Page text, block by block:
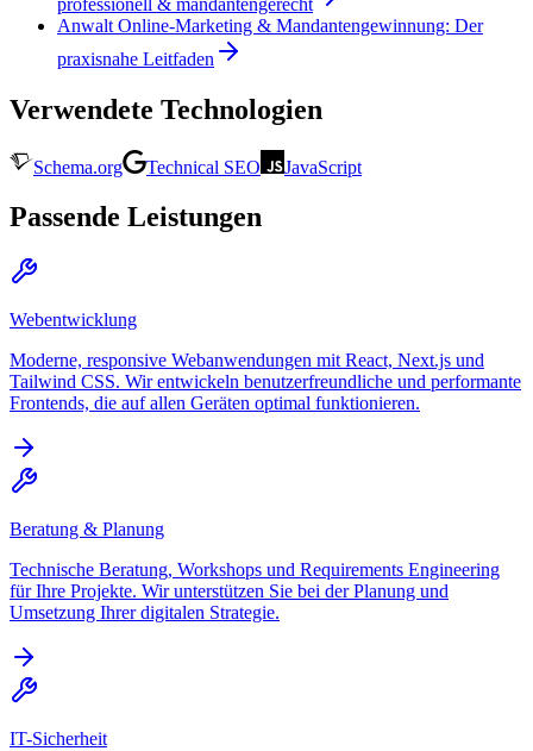
Anwalt Online-Marketing & Mandantengewinnung: Der
praxisnahe Leitfaden
Verwendete Technologien
Schema.org Technical SEO JavaScript
Passende Leistungen
Webentwicklung
Moderne, responsive Webanwendungen mit React, Next.js und
Tailwind CSS. Wir entwickeln benutzerfreundliche und performante
Frontends, die auf allen Geräten optimal funktionieren.
Beratung & Planung
Technische Beratung, Workshops und Requirements Engineering
für Ihre Projekte. Wir unterstützen Sie bei der Planung und
Umsetzung Ihrer digitalen Strategie.
IT-Sicherheit